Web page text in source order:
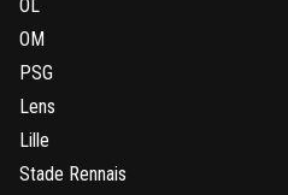
OL
OM
PSG
Lens
Lille
Stade Rennais